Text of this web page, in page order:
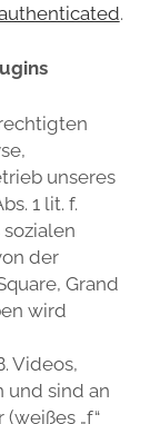
.
unseres
1 lit. f.
sozialen
der
Grand
wird
Videos,
und sind an
„f“